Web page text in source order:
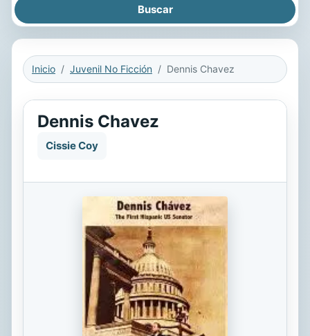
Inicio Juvenil No Ficción Dennis Chavez
Dennis Chavez
Cissie Coy